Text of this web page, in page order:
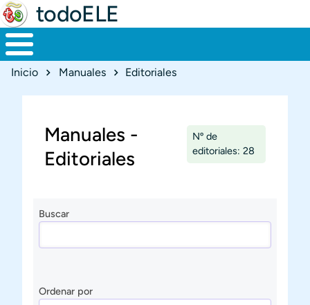
todoELE
Ruta de navegación
Inicio Manuales Editoriales
Manuales -
Editoriales
Nº de
editoriales: 28
Buscar
Ordenar por